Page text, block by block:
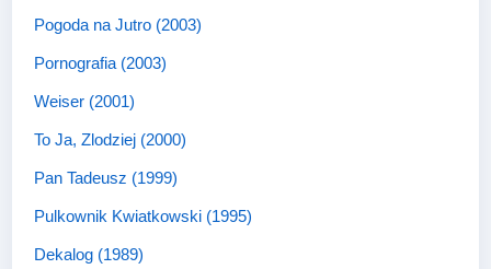
Pogoda na Jutro (2003)
Pornografia (2003)
Weiser (2001)
To Ja, Zlodziej (2000)
Pan Tadeusz (1999)
Pulkownik Kwiatkowski (1995)
Dekalog (1989)